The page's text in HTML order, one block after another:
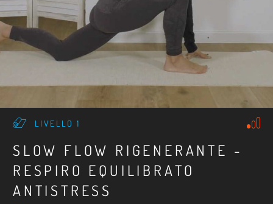
LIVELLO 1
SLOW FLOW RIGENERANTE -
RESPIRO EQUILIBRATO
ANTISTRESS